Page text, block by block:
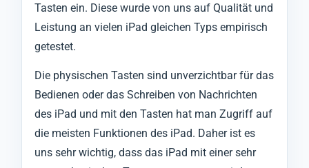
Tasten ein. Diese wurde von uns auf Qualität und
Leistung an vielen iPad gleichen Typs empirisch
getestet.
Die physischen Tasten sind unverzichtbar für das
Bedienen oder das Schreiben von Nachrichten
des iPad und mit den Tasten hat man Zugriff auf
die meisten Funktionen des iPad. Daher ist es
uns sehr wichtig, dass das iPad mit einer sehr